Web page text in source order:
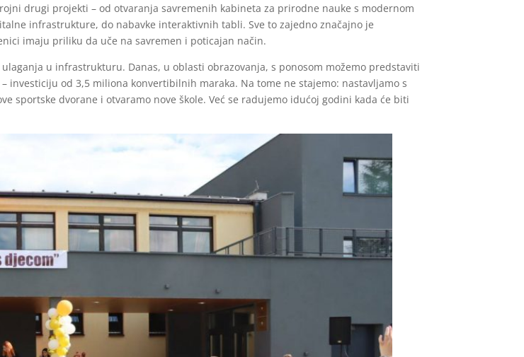
drugi projekti – od otvaranja savremenih kabineta za prirodne nauke s modernom
infrastrukture, do nabavke interaktivnih tabli. Sve to zajedno značajno je
imaju priliku da uče na savremen i poticajan način.
u infrastrukturu. Danas, u oblasti obrazovanja, s ponosom možemo predstaviti
od 3,5 miliona konvertibilnih maraka. Na tome ne stajemo: nastavljamo s
sportske dvorane i otvaramo nove škole. Već se radujemo idućoj godini kada će biti